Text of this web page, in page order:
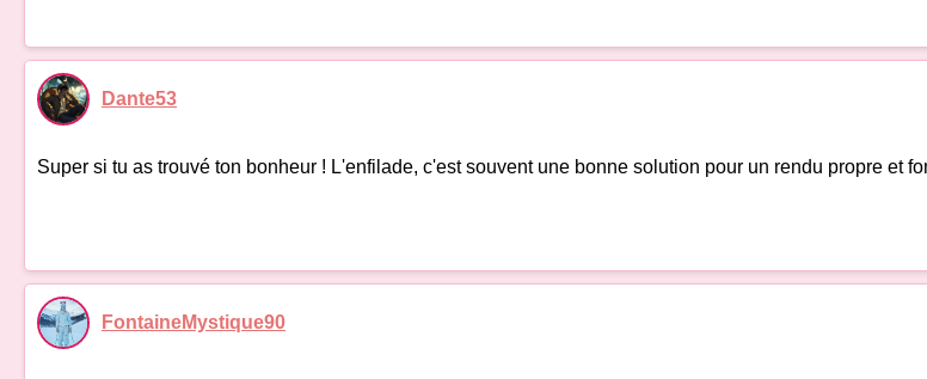
Dante53
Super si tu as trouvé ton bonheur ! L'enfilade, c'est souvent une bonne solution pour un rendu propre et
FontaineMystique90